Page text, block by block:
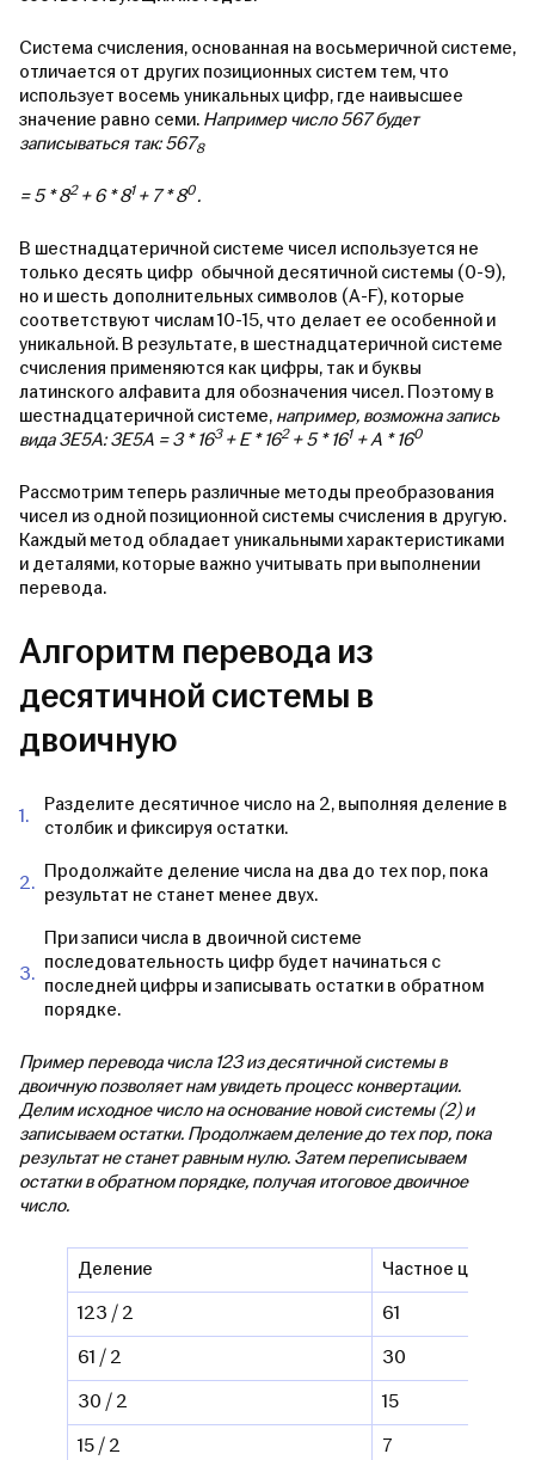
Система счисления, основанная на восьмеричной системе,
отличается от других позиционных систем тем, что
использует восемь уникальных цифр, где наивысшее
значение равно семи. Например число 567 будет
записываться так: 5678
= 5 * 82 + 6 * 81 + 7 * 80.
В шестнадцатеричной системе чисел используется не
только десять цифр обычной десятичной системы (0-9),
но и шесть дополнительных символов (A-F), которые
соответствуют числам 10-15, что делает ее особенной и
уникальной. В результате, в шестнадцатеричной системе
счисления применяются как цифры, так и буквы
латинского алфавита для обозначения чисел. Поэтому в
шестнадцатеричной системе, например, возможна запись
вида 3Е5А: 3Е5А = 3 * 163 + E * 162 + 5 * 161+ A * 160
Рассмотрим теперь различные методы преобразования
чисел из одной позиционной системы счисления в другую.
Каждый метод обладает уникальными характеристиками
и деталями, которые важно учитывать при выполнении
перевода.
Алгоритм перевода из
десятичной системы в
двоичную
Разделите десятичное число на 2, выполняя деление в
столбик и фиксируя остатки.
Продолжайте деление числа на два до тех пор, пока
результат не станет менее двух.
При записи числа в двоичной системе
последовательность цифр будет начинаться с
последней цифры и записывать остатки в обратном
порядке.
Пример перевода числа 123 из десятичной системы в
двоичную позволяет нам увидеть процесс конвертации.
Делим исходное число на основание новой системы (2) и
записываем остатки. Продолжаем деление до тех пор, пока
результат не станет равным нулю. Затем переписываем
остатки в обратном порядке, получая итоговое двоичное
число.
Деление
Частное целое
123 / 2
61
61 / 2
30
30 / 2
15
15 / 2
7